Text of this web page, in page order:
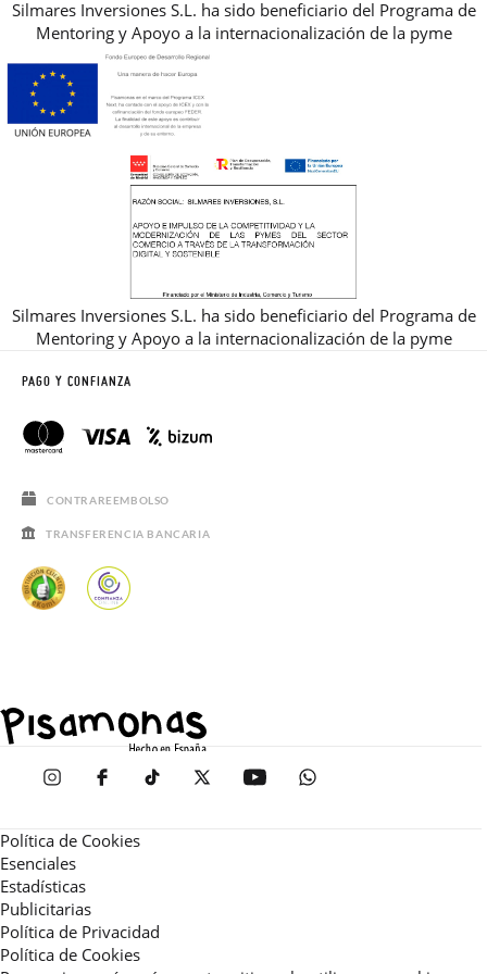
Silmares Inversiones S.L. ha sido beneficiario del Programa de
Mentoring y Apoyo a la internacionalización de la pyme
Silmares Inversiones S.L. ha sido beneficiario del Programa de
Mentoring y Apoyo a la internacionalización de la pyme
PAGO Y CONFIANZA
CONTRAREEMBOLSO
TRANSFERENCIA BANCARIA
Política de Cookies
Esenciales
Estadísticas
Publicitarias
Política de Privacidad
Política de Cookies